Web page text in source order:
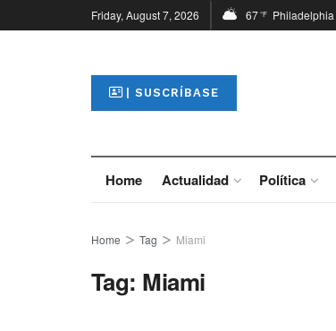
Friday, August 7, 2026 67°F Philadelphia
| SUSCRÍBASE
Home Actualidad Política
Home Tag Miami
Tag: Miami